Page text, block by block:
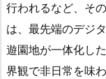
行われるなど、そ
は、最先端のデジ
遊園地が一体化し
界観で非日常を味